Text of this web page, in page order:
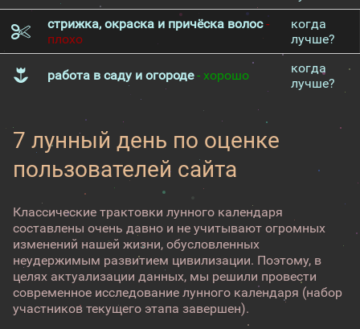
стрижка, окраска и причёска волос-
плохо
когда
лучше?
работа в саду и огороде- хорошо
когда
лучше?
7 лунный день по оценке
пользователей сайта
Классические трактовки лунного календаря
составлены очень давно и не учитывают огромных
изменений нашей жизни, обусловленных
неудержимым развитием цивилизации. Поэтому, в
целях актуализации данных, мы решили провести
современное исследование лунного календаря (набор
участников текущего этапа завершен).